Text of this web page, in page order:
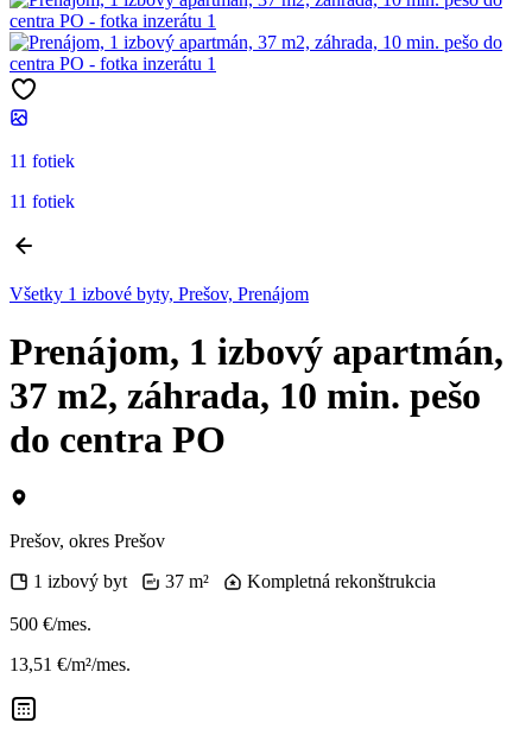
11 fotiek
11 fotiek
Všetky 1 izbové byty, Prešov, Prenájom
Prenájom, 1 izbový apartmán,
37 m2, záhrada, 10 min. pešo
do centra PO
Prešov, okres Prešov
1 izbový byt
37 m² Kompletná rekonštrukcia
500 €/mes.
13,51 €/m²/mes.